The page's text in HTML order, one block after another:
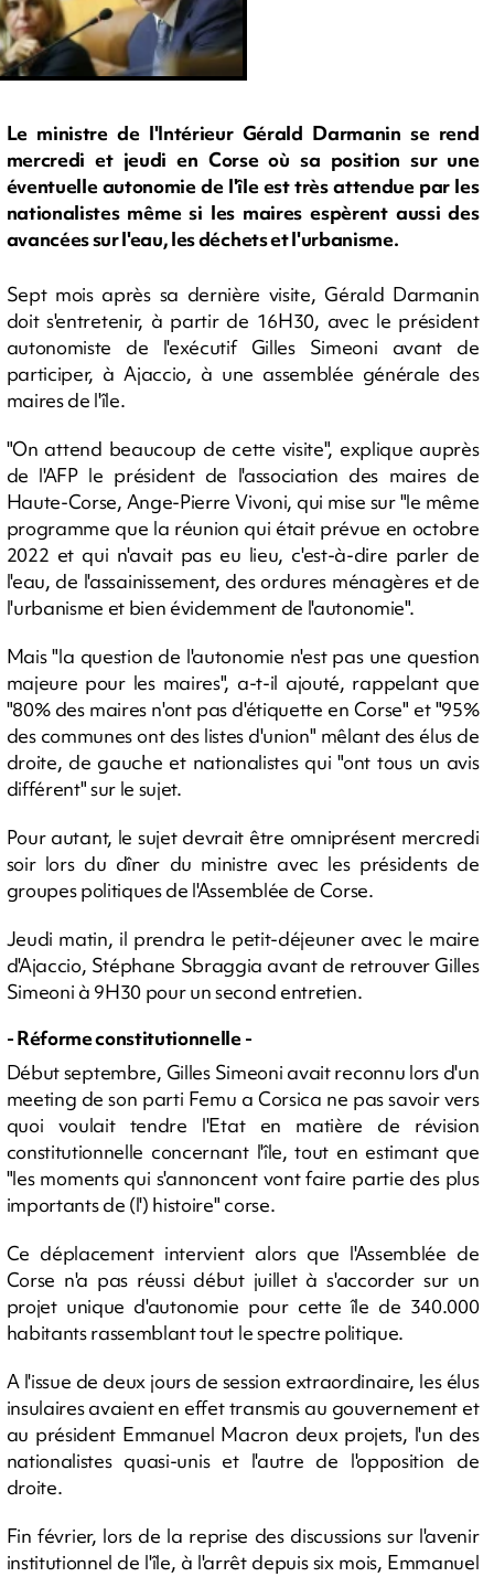
Le ministre de l'Intérieur Gérald Darmanin se rend
mercredi et jeudi en Corse où sa position sur une
éventuelle autonomie de l'île est très attendue par les
nationalistes même si les maires espèrent aussi des
avancées sur l'eau, les déchets et l'urbanisme.
Sept mois après sa dernière visite, Gérald Darmanin
doit s'entretenir, à partir de 16H30, avec le président
autonomiste de l'exécutif Gilles Simeoni avant de
participer, à Ajaccio, à une assemblée générale des
maires de l'île.
"On attend beaucoup de cette visite", explique auprès
de l'AFP le président de l'association des maires de
Haute-Corse, Ange-Pierre Vivoni, qui mise sur "le même
programme que la réunion qui était prévue en octobre
2022 et qui n'avait pas eu lieu, c'est-à-dire parler de
l'eau, de l'assainissement, des ordures ménagères et de
l'urbanisme et bien évidemment de l'autonomie".
Mais "la question de l'autonomie n'est pas une question
majeure pour les maires", a-t-il ajouté, rappelant que
"80% des maires n'ont pas d'étiquette en Corse" et "95%
des communes ont des listes d'union" mêlant des élus de
droite, de gauche et nationalistes qui "ont tous un avis
différent" sur le sujet.
Pour autant, le sujet devrait être omniprésent mercredi
soir lors du dîner du ministre avec les présidents de
groupes politiques de l'Assemblée de Corse.
Jeudi matin, il prendra le petit-déjeuner avec le maire
d'Ajaccio, Stéphane Sbraggia avant de retrouver Gilles
Simeoni à 9H30 pour un second entretien.
- Réforme constitutionnelle -
Début septembre, Gilles Simeoni avait reconnu lors d'un
meeting de son parti Femu a Corsica ne pas savoir vers
quoi voulait tendre l'Etat en matière de révision
constitutionnelle concernant l'île, tout en estimant que
"les moments qui s'annoncent vont faire partie des plus
importants de (l') histoire" corse.
Ce déplacement intervient alors que l'Assemblée de
Corse n'a pas réussi début juillet à s'accorder sur un
projet unique d'autonomie pour cette île de 340.000
habitants rassemblant tout le spectre politique.
A l'issue de deux jours de session extraordinaire, les élus
insulaires avaient en effet transmis au gouvernement et
au président Emmanuel Macron deux projets, l'un des
nationalistes quasi-unis et l'autre de l'opposition de
droite.
Fin février, lors de la reprise des discussions sur l'avenir
institutionnel de l'île, à l'arrêt depuis six mois, Emmanuel